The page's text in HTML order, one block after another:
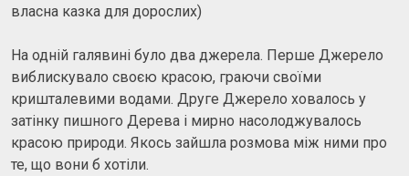
власна казка для дорослих)
На одній галявині було два джерела. Перше Джерело
виблискувало своєю красою, граючи своїми
кришталевими водами. Друге Джерело ховалось у
затінку пишного Дерева і мирно насолоджувалось
красою природи. Якось зайшла розмова між ними про
те, що вони б хотіли.